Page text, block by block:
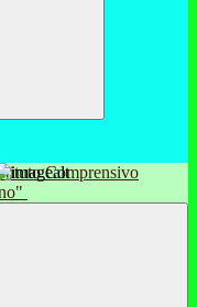
Comprensivo